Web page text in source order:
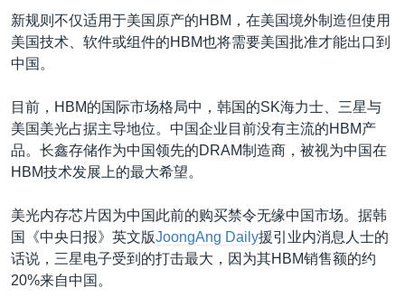
新规则不仅适用于美国原产的HBM，在美国境外制造但使用
美国技术、软件或组件的HBM也将需要美国批准才能出口到
中国。
目前，HBM的国际市场格局中，韩国的SK海力士、三星与
美国美光占据主导地位。中国企业目前没有主流的HBM产
品。长鑫存储作为中国领先的DRAM制造商，被视为中国在
HBM技术发展上的最大希望。
美光内存芯片因为中国此前的购买禁令无缘中国市场。据韩
国《中央日报》英文版JoongAng Daily援引业内消息人士的
话说，三星电子受到的打击最大，因为其HBM销售额的约
20%来自中国。